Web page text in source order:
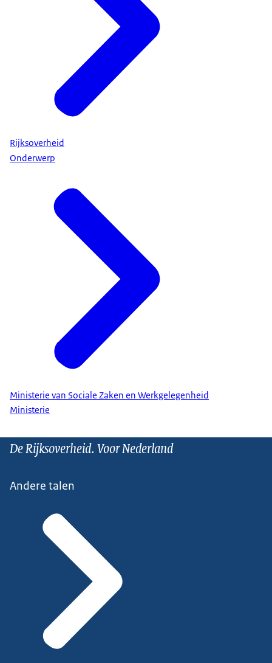
Rijksoverheid
Onderwerp
Ministerie van Sociale Zaken en Werkgelegenheid
Ministerie
De Rijksoverheid. Voor Nederland
Andere talen